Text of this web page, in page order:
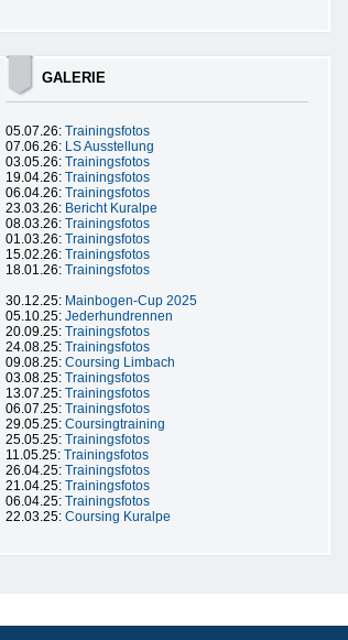
GALERIE
05.07.26: Trainingsfotos
07.06.26: LS Ausstellung
03.05.26: Trainingsfotos
19.04.26: Trainingsfotos
06.04.26: Trainingsfotos
23.03.26: Bericht Kuralpe
08.03.26: Trainingsfotos
01.03.26: Trainingsfotos
15.02.26: Trainingsfotos
18.01.26: Trainingsfotos
30.12.25: Mainbogen-Cup 2025
05.10.25: Jederhundrennen
20.09.25: Trainingsfotos
24.08.25: Trainingsfotos
09.08.25: Coursing Limbach
03.08.25: Trainingsfotos
13.07.25: Trainingsfotos
06.07.25: Trainingsfotos
29.05.25: Coursingtraining
25.05.25: Trainingsfotos
11.05.25: Trainingsfotos
26.04.25: Trainingsfotos
21.04.25: Trainingsfotos
06.04.25: Trainingsfotos
22.03.25: Coursing Kuralpe